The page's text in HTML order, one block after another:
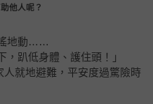
他人呢？
地動……
，趴低身體、護住頭！」
就地避難，平安度過驚險時